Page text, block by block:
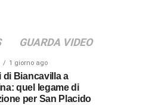
GUARDA VIDEO
1 giorno ago
di Biancavilla a
quel legame di
per San Placido